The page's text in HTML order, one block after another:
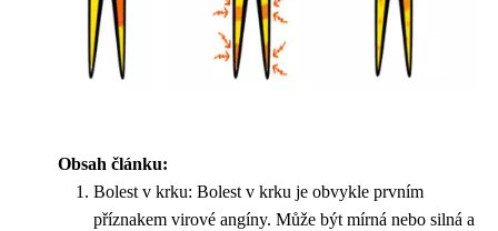
Obsah článku:
Bolest v krku: Bolest v krku je obvykle prvním
příznakem virové angíny. Může být mírná nebo silná a